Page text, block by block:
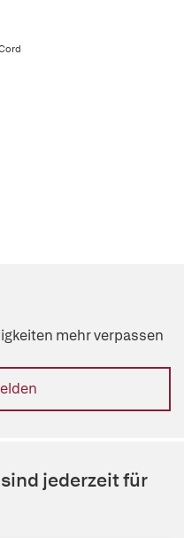
mehr verpassen
sind jederzeit für